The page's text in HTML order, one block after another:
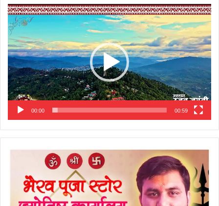
Video
Player
00:00 00:59